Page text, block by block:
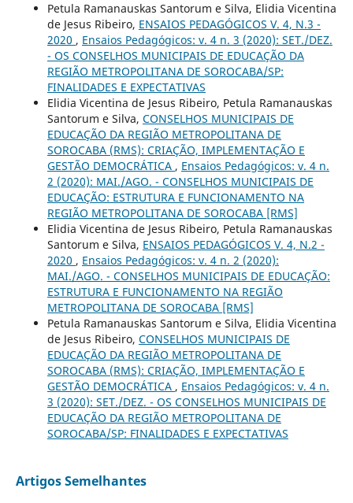
Petula Ramanauskas Santorum e Silva, Elidia Vicentina
de Jesus Ribeiro, ENSAIOS PEDAGÓGICOS V. 4, N.3 -
2020 , Ensaios Pedagógicos: v. 4 n. 3 (2020): SET./DEZ.
- OS CONSELHOS MUNICIPAIS DE EDUCAÇÃO DA
REGIÃO METROPOLITANA DE SOROCABA/SP:
FINALIDADES E EXPECTATIVAS
Elidia Vicentina de Jesus Ribeiro, Petula Ramanauskas
Santorum e Silva, CONSELHOS MUNICIPAIS DE
EDUCAÇÃO DA REGIÃO METROPOLITANA DE
SOROCABA (RMS): CRIAÇÃO, IMPLEMENTAÇÃO E
GESTÃO DEMOCRÁTICA , Ensaios Pedagógicos: v. 4 n.
2 (2020): MAI./AGO. - CONSELHOS MUNICIPAIS DE
EDUCAÇÃO: ESTRUTURA E FUNCIONAMENTO NA
REGIÃO METROPOLITANA DE SOROCABA [RMS]
Elidia Vicentina de Jesus Ribeiro, Petula Ramanauskas
Santorum e Silva, ENSAIOS PEDAGÓGICOS V. 4, N.2 -
2020 , Ensaios Pedagógicos: v. 4 n. 2 (2020):
MAI./AGO. - CONSELHOS MUNICIPAIS DE EDUCAÇÃO:
ESTRUTURA E FUNCIONAMENTO NA REGIÃO
METROPOLITANA DE SOROCABA [RMS]
Petula Ramanauskas Santorum e Silva, Elidia Vicentina
de Jesus Ribeiro, CONSELHOS MUNICIPAIS DE
EDUCAÇÃO DA REGIÃO METROPOLITANA DE
SOROCABA (RMS): CRIAÇÃO, IMPLEMENTAÇÃO E
GESTÃO DEMOCRÁTICA , Ensaios Pedagógicos: v. 4 n.
3 (2020): SET./DEZ. - OS CONSELHOS MUNICIPAIS DE
EDUCAÇÃO DA REGIÃO METROPOLITANA DE
SOROCABA/SP: FINALIDADES E EXPECTATIVAS
Artigos Semelhantes